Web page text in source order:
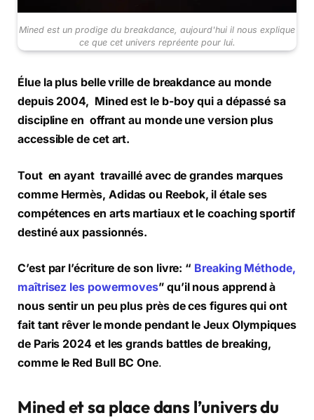
Mined est un prodige du breakdance, aujourd'hui il nous explique
ce que cet univers repréente pour lui.
Élue la plus belle vrille de breakdance au monde
depuis 2004, Mined est le b-boy qui a dépassé sa
discipline en offrant au monde une version plus
accessible de cet art.
Tout en ayant travaillé avec de grandes marques
comme Hermès, Adidas ou Reebok, il étale ses
compétences en arts martiaux et le coaching sportif
destiné aux passionnés.
C’est par l’écriture de son livre: “ Breaking Méthode,
maîtrisez les powermoves” qu’il nous apprend à
nous sentir un peu plus près de ces figures qui ont
fait tant rêver le monde pendant le Jeux Olympiques
de Paris 2024 et les grands battles de breaking,
comme le Red Bull BC One.
Mined et sa place dans l’univers du